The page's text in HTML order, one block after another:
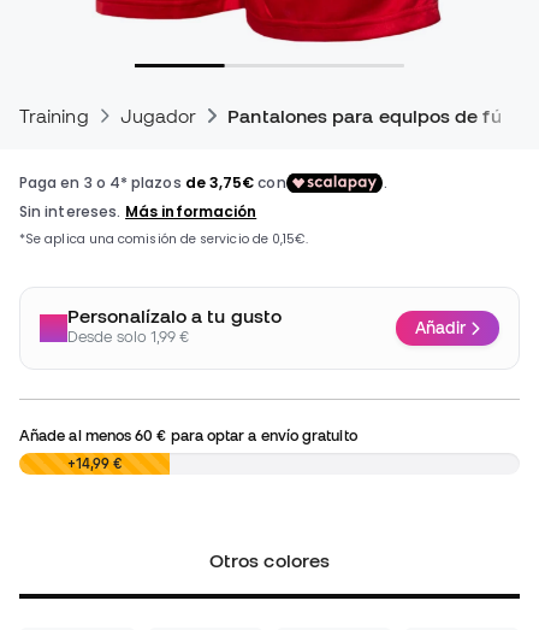
Training Jugador Pantalones para equipos de fútbol
Personalízalo a tu gusto
Desde solo 1,99 € Añadir
Añade al menos60 € para optar a envío gratuito
0,00 € +14,99 €
Otros colores